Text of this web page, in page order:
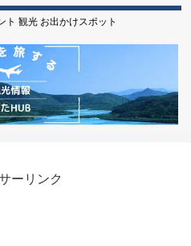
ト 観光 お出かけスポット
ーリンク